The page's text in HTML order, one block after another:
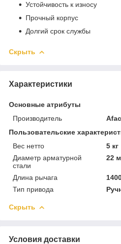
Устойчивость к износу
Прочный корпус
Долгий срок службы
Скрыть
Характеристики
Основные атрибуты
Производитель
Пользовательские
Вес нетто
5 кг
Диаметр арматурной
стали
22
Длина рычага
Тип привода
Скрыть
Условия доставки